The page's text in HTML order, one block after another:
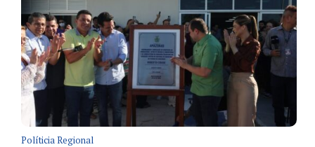
Políticia Regional